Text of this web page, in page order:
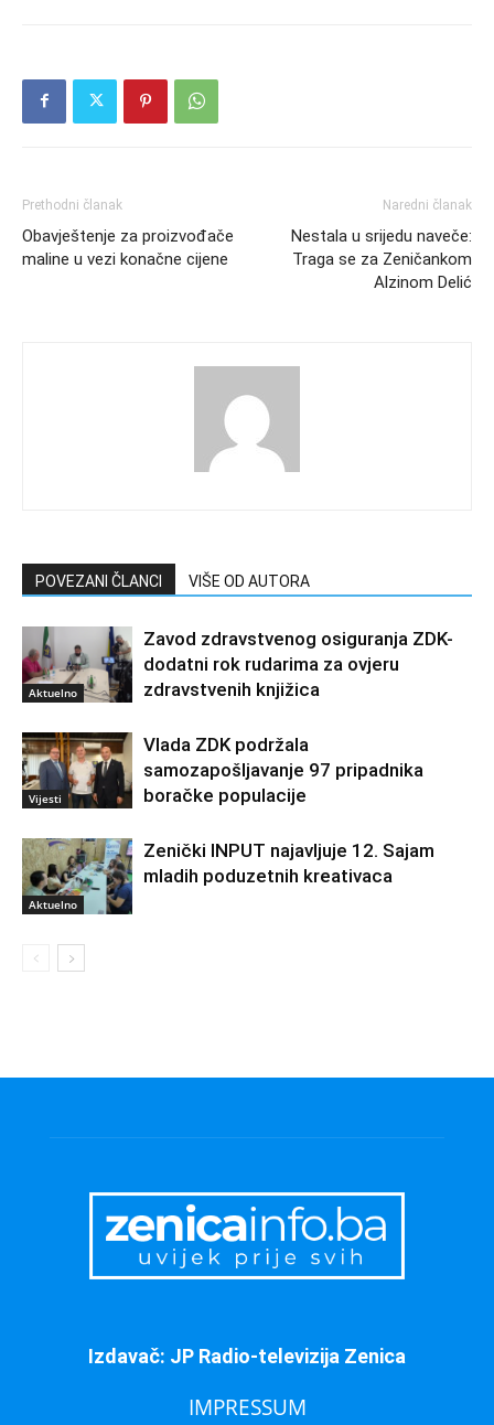
Prethodni članak
Obavještenje za proizvođače
maline u vezi konačne cijene
Naredni članak
Nestala u srijedu naveče:
Traga se za Zeničankom
Alzinom Delić
POVEZANI ČLANCI VIŠE OD AUTORA
Aktuelno
Zavod zdravstvenog osiguranja ZDK-
dodatni rok rudarima za ovjeru
zdravstvenih knjižica
Vijesti
Vlada ZDK podržala
samozapošljavanje 97 pripadnika
boračke populacije
Aktuelno
Zenički INPUT najavljuje 12. Sajam
mladih poduzetnih kreativaca
Izdavač: JP Radio-televizija Zenica
IMPRESSUM